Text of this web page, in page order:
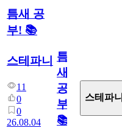
틈새 공
부! 📚
스테파니
11
0
0
26.08.04
틈
새
공
부!
📚
스테파니